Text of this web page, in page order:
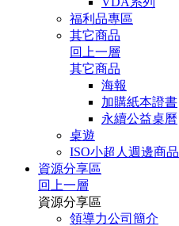
福利品專區
其它商品
回上一層
其它商品
海報
加購紙本證書
永續公益桌曆
桌遊
ISO小超人週邊商品
資源分享區
回上一層
資源分享區
領導力公司簡介